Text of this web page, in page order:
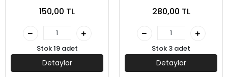
150,00 TL
Stok 19 adet
Detaylar
280,00 TL
Stok 3 adet
Detaylar